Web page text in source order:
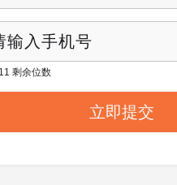
剩余位数